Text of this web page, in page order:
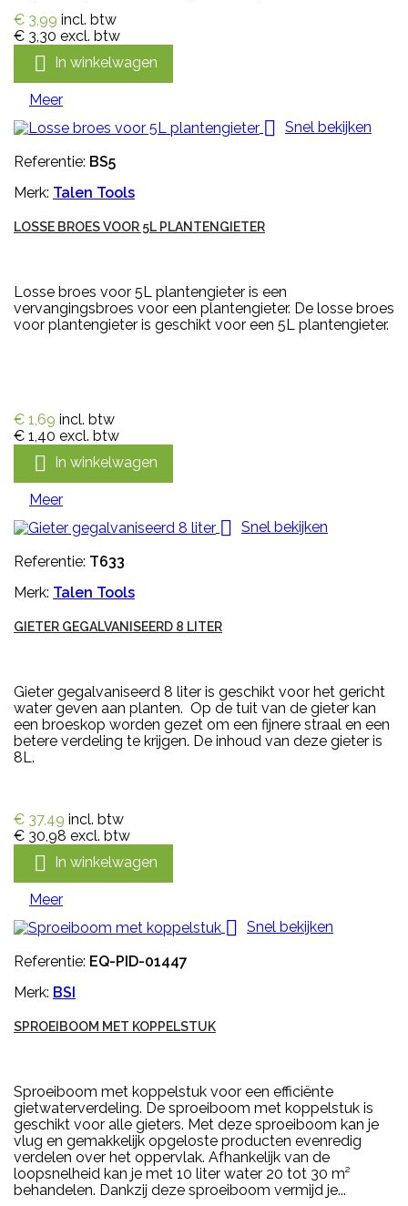
€ 3,99 incl. btw
€ 3,30 excl. btw
 In winkelwagen
Meer
 Snel bekijken
Referentie: BS5
Merk: Talen Tools
LOSSE BROES VOOR 5L PLANTENGIETER
Losse broes voor 5L plantengieter is een
vervangingsbroes voor een plantengieter. De losse broes
voor plantengieter is geschikt voor een 5L plantengieter.
€ 1,69 incl. btw
€ 1,40 excl. btw
 In winkelwagen
Meer
 Snel bekijken
Referentie: T633
Merk: Talen Tools
GIETER GEGALVANISEERD 8 LITER
Gieter gegalvaniseerd 8 liter is geschikt voor het gericht
water geven aan planten. Op de tuit van de gieter kan
een broeskop worden gezet om een fijnere straal en een
betere verdeling te krijgen. De inhoud van deze gieter is
8L.
€ 37,49 incl. btw
€ 30,98 excl. btw
 In winkelwagen
Meer
 Snel bekijken
Referentie: EQ-PID-01447
Merk: BSI
SPROEIBOOM MET KOPPELSTUK
Sproeiboom met koppelstuk voor een efficiënte
gietwaterverdeling. De sproeiboom met koppelstuk is
geschikt voor alle gieters. Met deze sproeiboom kan je
vlug en gemakkelijk opgeloste producten evenredig
verdelen over het oppervlak. Afhankelijk van de
loopsnelheid kan je met 10 liter water 20 tot 30 m²
behandelen. Dankzij deze sproeiboom vermijd je...